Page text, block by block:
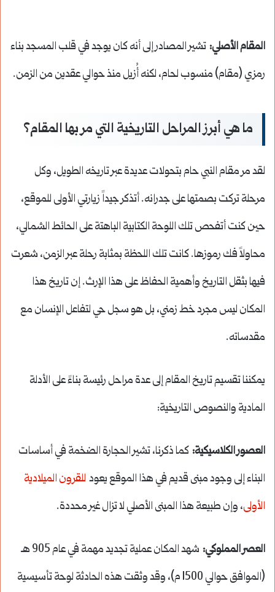
المقام الأصلي: تشير المصادر إلى أنه كان يوجد في قلب المسجد بناء
رمزي (مقام) منسوب لحام، لكنه أُزيل منذ حوالي عقدين من الزمن.
ما هي أبرز المراحل التاريخية التي مر بها المقام؟
لقد مر مقام النبي حام بتحولات عديدة عبر تاريخه الطويل، وكل
مرحلة تركت بصمتها على جدرانه. أتذكر جيداً زيارتي الأولى للموقع،
حين كنت أتفحص تلك اللوحة الكتابية الباهتة على الحائط الشمالي،
محاولاً فك رموزها. كانت تلك اللحظة بمثابة رحلة عبر الزمن، شعرت
فيها بثقل التاريخ وأهمية الحفاظ على هذا الإرث. إن تاريخ هذا
المكان ليس مجرد خط زمني، بل هو سجل حي لتفاعل الإنسان مع
مقدساته.
يمكننا تقسيم تاريخ المقام إلى عدة مراحل رئيسة بناءً على الأدلة
المادية والنصوص التاريخية:
العصور الكلاسيكية: كما ذكرنا، تشير الحجارة الضخمة في أساسات
البناء إلى وجود مبنى قديم في هذا الموقع يعود للقرون الميلادية
الأولى، وإن طبيعة هذا المبنى الأصلي لا تزال غير محددة.
العصر المملوكي:
شهد المكان عملية تجديد مهمة في عام 905 هـ
(الموافق حوالي 1500 م)، وقد وثقت هذه الحادثة لوحة تأسيسية